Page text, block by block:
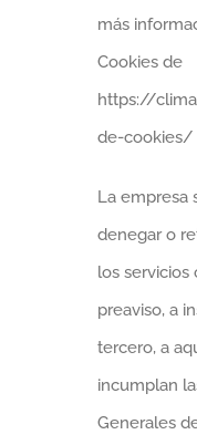
más
Cookies de
https://
de-cookies/
La empresa
denegar o
los servicios
preaviso, a
tercero, a
incumplan
Generales